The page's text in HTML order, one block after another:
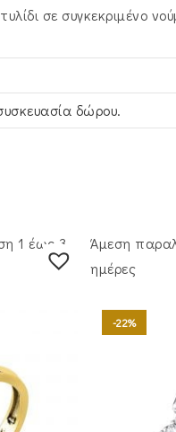
σε συγκεκριμένο
δώρου.
1 έως 3
Άμεση
ημέρες
-22%